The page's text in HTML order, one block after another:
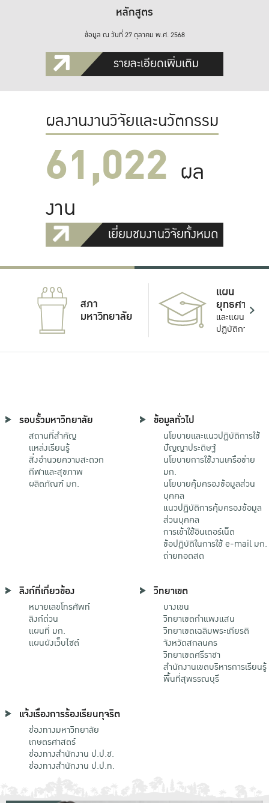
หลักสูตร
ข้อมูล ณ วันที่ 27 ตุลาคม พ.ศ. 2568
รายละเอียดเพิ่มเติม
ผลงานงานวิจัยและนวัตกรรม
61,022 ผล
งาน
เยี่ยมชมงานวิจัยทั้งหมด
สภา
มหาวิทยาลัย
แผน
ยุทธศาสตร์
และแผน
ปฏิบัติการ
รอบรั้วมหาวิทยาลัย
สถานที่สำคัญ
แหล่งเรียนรู้
สิ่งอำนวยความสะดวก
กีฬาและสุขภาพ
ผลิตภัณฑ์ มก.
ข้อมูลทั่วไป
นโยบายและแนวปฏิบัติการใช้
ปัญญาประดิษฐ์
นโยบายการใช้งานเครือข่าย
มก.
นโยบายคุ้มครองข้อมูลส่วน
บุคคล
แนวปฏิบัติการคุ้มครองข้อมูล
ส่วนบุคคล
การเข้าใช้อินเตอร์เน็ต
ข้อปฏิบัติในการใช้ e-mail มก.
ถ่ายทอดสด
ลิงก์ที่เกี่ยวข้อง
หมายเลขโทรศัพท์
ลิงก์ด่วน
แผนที่ มก.
แผนผังเว็บไซต์
วิทยาเขต
บางเขน
วิทยาเขตกําแพงแสน
วิทยาเขตเฉลิมพระเกียรติ
จังหวัดสกลนคร
วิทยาเขตศรีราชา
สำนักงานเขตบริหารการเรียนรู้
พื้นที่สุพรรณบุรี
แจ้งเรื่องการร้องเรียนทุจริต
ช่องทางมหาวิทยาลัย
เกษตรศาสตร์
ช่องทางสำนักงาน ป.ป.ช.
ช่องทางสำนักงาน ป.ป.ท.